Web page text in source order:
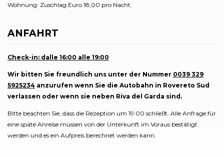
Wohnung: Zuschlag Euro 18,00 pro Nacht.
ANFAHRT
Check-in: dalle 16:00 alle 19:00
Wir bitten Sie freundlich uns unter der Nummer 0039 329
5925234 anzurufen wenn Sie die Autobahn in Rovereto Sud
verlassen oder wenn sie neben Riva del Garda sind.
Bitte beachten Sie, dass die Rezeption um 19:00 schließt. Alle Anfrage für
eine späte Anreise müssen von der Unterkunft im Voraus bestätigt
werden und es ein Aufpreis berechnet werden kann.